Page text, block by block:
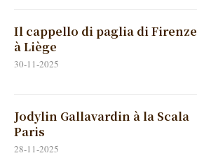
Il cappello di paglia di Firenze
à Liège
30-11-2025
Jodylin Gallavardin à la Scala
Paris
28-11-2025